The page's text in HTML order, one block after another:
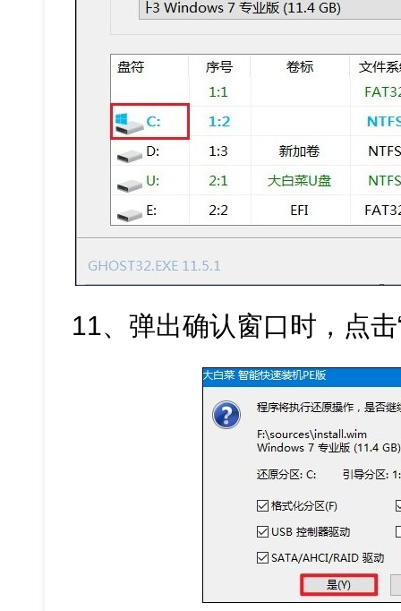
11、弹出确认窗口时，点